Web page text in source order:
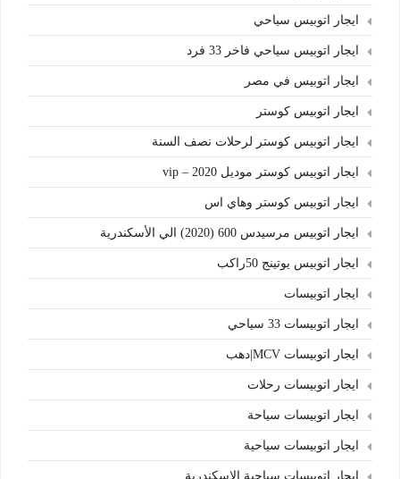
ايجار اتوبيس سياحي
ايجار اتوبيس سياحي فاخر 33 فرد
ايجار اتوبيس في مصر
ايجار اتوبيس كوستر
ايجار اتوبيس كوستر لرحلات نصف السنة
ايجار اتوبيس كوستر موديل 2020 – vip
ايجار اتوبيس كوستر وهاي اس
ايجار اتوبيس مرسيدس 600 (2020) الي الأسكندرية
ايجار اتوبيس يوتينج 50راكب
ايجار اتوبيسات
ايجار اتوبيسات 33 سياحي
ايجار اتوبيسات MCV|دهب
ايجار اتوبيسات رحلات
ايجار اتوبيسات سياحة
ايجار اتوبيسات سياحية
ايجار اتوبيسات سياحية الاسكندرية